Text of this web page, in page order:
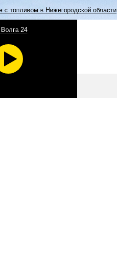
с топливом в Нижегородской области
24